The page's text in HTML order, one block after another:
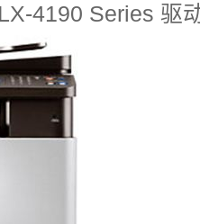
4190 Series 驱